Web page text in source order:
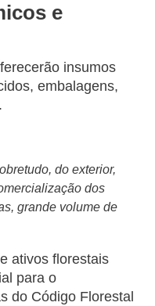
e
insumos
embalagens,
do exterior,
dos
grande volume de
ativos florestais
para o
do Código Florestal